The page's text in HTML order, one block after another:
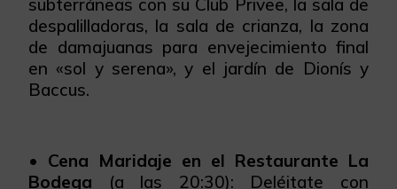
subterráneas con su Club Privee, la sala de
despalilladoras, la sala de crianza, la zona
de damajuanas para envejecimiento final
en «sol y serena», y el jardín de Dionís y
Baccus.
• Cena Maridaje en el Restaurante La
Bodega (a las 20:30): Deléitate con